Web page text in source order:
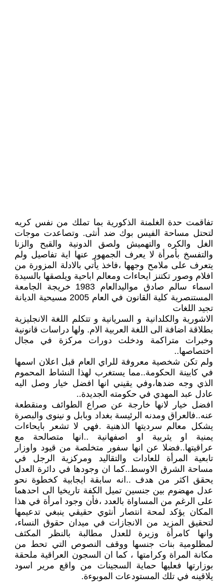
تفاقمت حدة الغلمنة الذكورية بما تملك من نفس كريه
لتحتل مساحة الفيس بوك ضد أنثى. وتصاعدت موجات
الغل والكره والتهميش ولصق الدونية والقبح والزنا
والتفسخ بأمرأة لا يعرف الجمهور عنها اية تفاصيل ولم
يتعرف على ملامح وجهها ،فاخذ يأتي بالادلة المزورة من
افلام وصور تكتنز ايحاءات ومعالم اباحية ويلصقها بالسيدة
اسماء سالم صادق مواليدالعام 1983 خريجة الجامعة
المستنصرية كلية القانون في العام 2005 مسيحية الديانة
تجيد اللغات
الاشورية والكلدانية و السريانية و تتكلم اللغة الانجليزية
بطلاقة اضافة الى اللغة العربية الام. ولها دراسات قانونية
وخبرات متراكمة ودخلت دورات مركزة في مجال
اختصاصها..
ولم تكن شخصية معروفة للراي العام قبل اعلان اسمها
في كابينة الحكومة..مما يستغرب لهذا النشاط المحموم
الذي وجه ضدها،وفي يقيني انها افضل خيار وصل اليه
عادل عبد المهدي في حكومته الجديدة..
افضل خيار لانها خارجة عن صراع الطوائف ومنقطعة
عنه..فالعراق ومدنه الرئيسة بغداد وبابل و نينوى والبصرة
يشكل معالم سرديتها الذهنية .فهي لا تشعر بايحاءات
يمنية او يثربية او اصفهانية ..انها متصالحة مع
عراقيتها..فضلا عن انها سفور متخلصة من قيود واوزار
تابعية المرأة للعادات والتقاليد ومركزية الرجل في
مساحة الشرق الاوسط..كما ان وجودها في دائرة العدل
يحقق اكثر من هدف ..انه سابقة ايجابية كخطوة نحو
عدل مهضوم بين جنسين تميل الكفة تاريخيا الى احدهما
على الرغم من المساواة بالعدد ،فأن وجود امرأة في هذا
المكان يؤكد لمحة انتصار أنثوي حقيقي ينبغي تدعيمها
لتحقيق المزيد من الانجازات في ميدان حقوق النساء،
وانها كامرأة وزيرة للعدل مطالبة بالنظر المكثف
لمظلومية بنات جنسها ووقف النصوص التي تحط من
مكانة المراة وكرامتها ، كما ان السجون العراقية ملحقة
بوزارتها فعليها حماية السجينات من واقع مرير اسود
يلاقينه في تلك المستودعات الموبوءة.